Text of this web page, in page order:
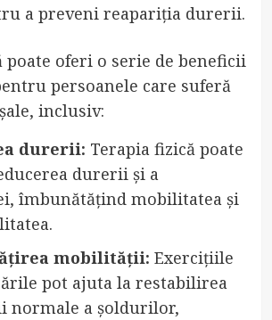
a preveni reapariția durerii.
poate oferi o serie de beneficii
persoanele care suferă
inclusiv:
durerii: Terapia fizică poate
durerii și a
îmbunătățind mobilitatea și
mobilității: Exercițiile
pot ajuta la restabilirea
normale a șoldurilor,